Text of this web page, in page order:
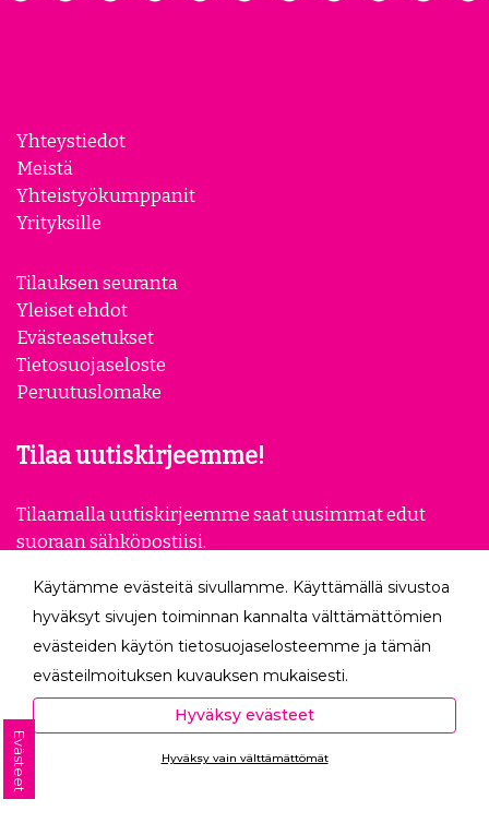
Yhteystiedot
Meistä
Yhteistyökumppanit
Yrityksille
Tilauksen seuranta
Yleiset ehdot
Evästeasetukset
Tietosuojaseloste
Peruutuslomake
Tilaa uutiskirjeemme!
Tilaamalla uutiskirjeemme saat uusimmat edut
suoraan sähköpostiisi.
Seuraa meitä
Käytämme evästeitä sivullamme. Käyttämällä sivustoa
hyväksyt sivujen toiminnan kannalta välttämättömien
evästeiden käytön tietosuojaselosteemme ja tämän
evästeilmoituksen kuvauksen mukaisesti.
Hyväksyessäsi analytiikka- ja markkinointievästeet
autat meitä mittaamaan ja analysoimaan
verkkosivumme toimintaa ja käyttöä (Analytiikka ja
Hyväksy evästeet
Hyväksy vain välttämättömät
Evästeet